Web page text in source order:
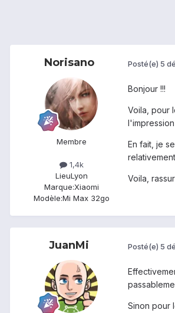
Norisano
Membre
1,4k
LieuLyon
Marque:Xiaomi
Modèle:Mi Max 32go
Posté(e) 5
Bonjour !!!
Voila, pour
En fait, je
Voila,
JuanMi Posté(e) 5
Sinon pour